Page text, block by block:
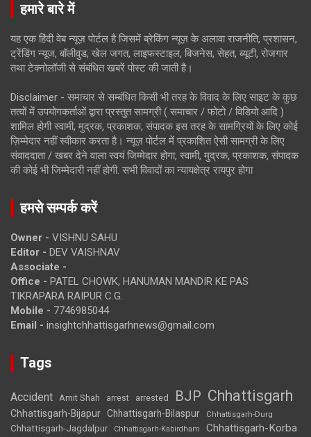
हमारे बारे में
यह एक हिंदी वेब न्यूज़ पोर्टल है जिसमें ब्रेकिंग न्यूज़ के अलावा राजनीति, प्रशासन,
ट्रेंडिंग न्यूज, बॉलीवुड, खेल जगत, लाइफस्टाइल, बिजनेस, सेहत, ब्यूटी, रोजगार
तथा टेक्नोलॉजी से संबंधित खबरें पोस्ट की जाती है।
Disclaimer - समाचार से सम्बंधित किसी भी तरह के विवाद के लिए साइट के कुछ
तत्वों में उपयोगकर्ताओं द्वारा प्रस्तुत सामग्री ( समाचार / फोटो / विडियो आदि )
शामिल होगी स्वामी, मुद्रक, प्रकाशक, संपादक इस तरह के सामग्रियों के लिए कोई
ज़िम्मेदार नहीं स्वीकार करता है। न्यूज़ पोर्टल में प्रकाशित ऐसी सामग्री के लिए
संवाददाता / खबर देने वाला स्वयं जिम्मेदार होगा, स्वामी, मुद्रक, प्रकाशक, संपादक
की कोई भी जिम्मेदारी नहीं होगी. सभी विवादों का न्यायक्षेत्र रायपुर होगा
हमसे सम्पर्क करें
Owner - VISHNU SAHU
Editor - DEV VAISHNAV
Associate -
Office - PATEL CHOWK, HANUMAN MANDIR KE PAS
TIKRAPARA RAIPUR C.G.
Mobile - 7746985044
Email - insightchhattisgarhnews@gmail.com
Tags
Accident Amit Shah arrest arrested BJP Chhattisgarh
Chhattisgarh-Bijapur Chhattisgarh-Bilaspur Chhattisgarh-Durg
Chhattisgarh-Jagdalpur Chhattisgarh-Kabirdham Chhattisgarh-Korba